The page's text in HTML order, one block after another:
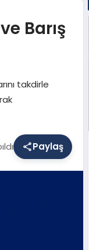
Barış
takdirle
Paylaş